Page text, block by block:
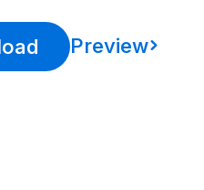
Preview